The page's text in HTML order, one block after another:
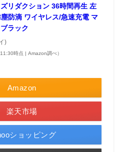
リダクション 36時間再生 左
防滴 ワイヤレス/急速充電 マ
ラック
)
時点 | Amazon調べ）
Amazon
楽天市場
ショッピング